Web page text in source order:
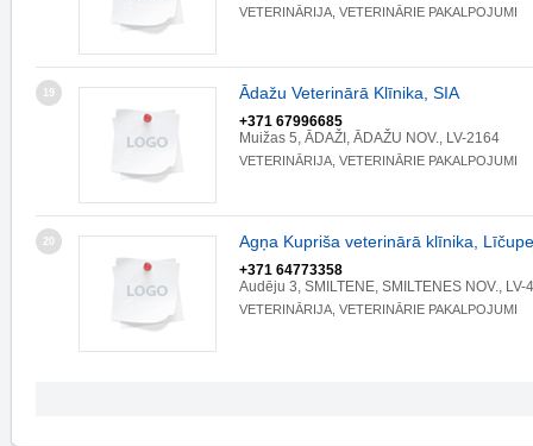
VETERINĀRIJA, VETERINĀRIE PAKALPOJUMI
19 Ādažu Veterinārā Klīnika, SIA
+371 67996685
Muižas 5, ĀDAŽI, ĀDAŽU NOV., LV-2164
VETERINĀRIJA, VETERINĀRIE PAKALPOJUMI
20 Agņa Kupriša veterinārā klīnika,
+371 64773358
Audēju 3, SMILTENE, SMILTENES NOV., LV-
VETERINĀRIJA, VETERINĀRIE PAKALPOJUMI